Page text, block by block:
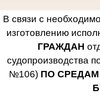
В связи с
изготовлению
ГРАЖДАН
судопроизводства
№106) ПО